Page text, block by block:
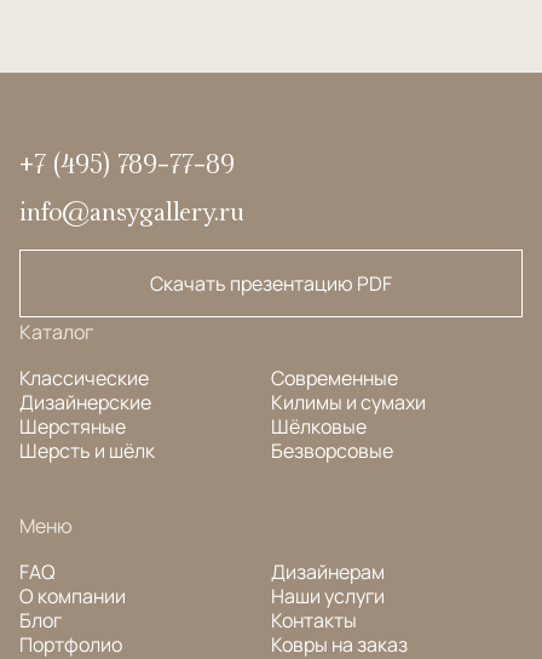
+7 (495) 789-77-89
info@ansygallery.ru
Скачать презентацию PDF
Каталог
Классические
Дизайнерские
Шерстяные
Шерсть и шёлк
Современные
Килимы и сумахи
Шёлковые
Безворсовые
Меню
FAQ
О компании
Блог
Портфолио
Дизайнерам
Наши услуги
Контакты
Ковры на заказ